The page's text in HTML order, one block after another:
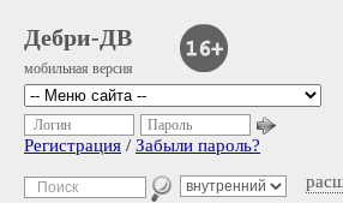
Дебри-ДВ
мобильная версия
Логин Пароль
Регистрация / Забыли пароль?